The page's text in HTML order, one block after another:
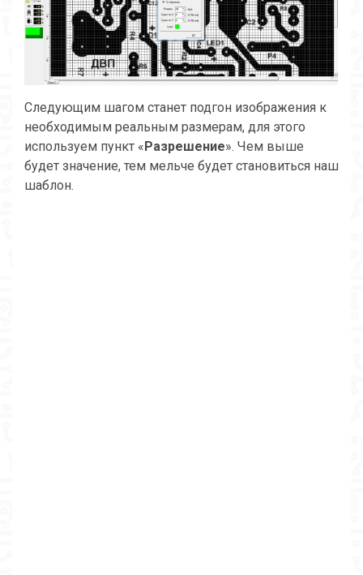
Следующим шагом станет подгон изображения к
необходимым реальным размерам, для этого
используем пункт « Разрешение». Чем выше
будет значение, тем мельче будет становиться наш
шаблон.